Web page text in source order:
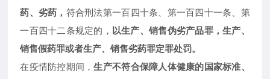
药、劣药， 符合刑法第一百四十条、第一百四十一条、第
一百四十二条规定的， 以生产、销售伪劣产品罪，生产、
销售假药罪或者生产、销售劣药罪定罪处罚。
在疫情防控期间，生产不符合保障人体健康的国家标准、